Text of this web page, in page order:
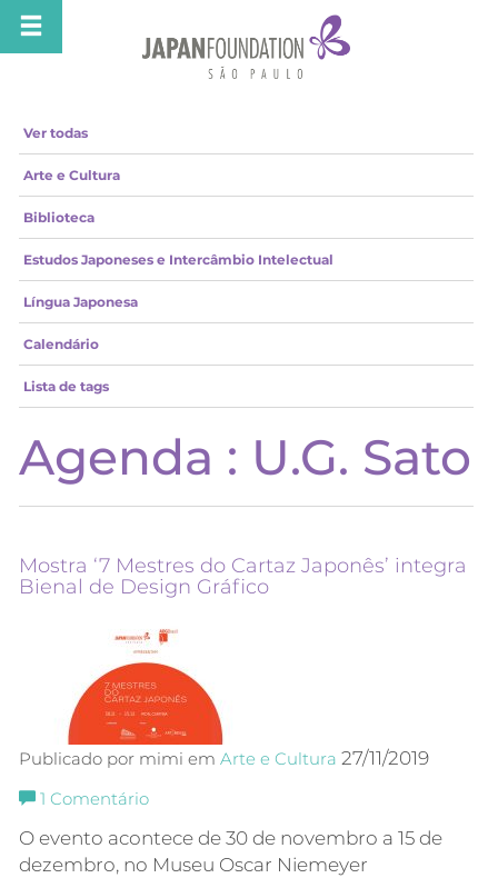
Ver todas
Arte e Cultura
Biblioteca
Estudos Japoneses e Intercâmbio Intelectual
Língua Japonesa
Calendário
Lista de tags
Agenda : U.G. Sato
Mostra ‘7 Mestres do Cartaz Japonês’ integra
Bienal de Design Gráfico
Publicado por mimi em Arte e Cultura 27/11/2019
1 Comentário
O evento acontece de 30 de novembro a 15 de
dezembro, no Museu Oscar Niemeyer